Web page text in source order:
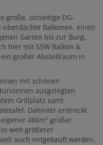
große, ostseitige DG-
überdachte Balkonen, einen
Garten bis zur Burg,
hier mit SSW Balkon &
großer Abstellraum in
mit schönen
ausgelegten
Grillplatz samt
Dahinter erstreckt
486m² großer
weit größerer
auch mitgekauft werden.